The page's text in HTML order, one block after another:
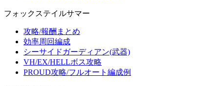
フォックステイルサマー
攻略/報酬まとめ
効率周回編成
シーサイドガーディアン(武器)
VH/EX/HELLボス攻略
PROUD攻略/フルオート編成例